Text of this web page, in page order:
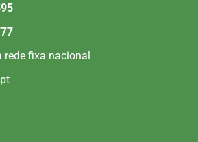
rede fixa nacional